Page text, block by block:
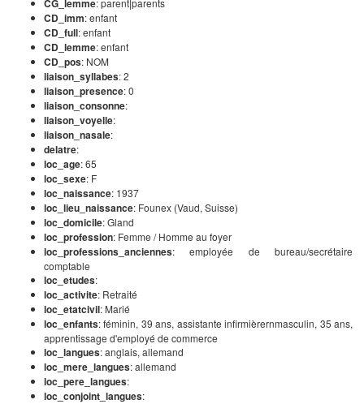
CG_lemme: parent|parents
CD_imm: enfant
CD_full: enfant
CD_lemme: enfant
CD_pos: NOM
liaison_syllabes: 2
liaison_presence: 0
liaison_consonne:
liaison_voyelle:
liaison_nasale:
delatre:
loc_age: 65
loc_sexe: F
loc_naissance: 1937
loc_lieu_naissance: Founex (Vaud, Suisse)
loc_domicile: Gland
loc_profession: Femme / Homme au foyer
loc_professions_anciennes: employée de bureau/secrétaire
comptable
loc_etudes:
loc_activite: Retraité
loc_etatcivil: Marié
loc_enfants: féminin, 39 ans, assistante infirmièrernmasculin, 35 ans,
apprentissage d'employé de commerce
loc_langues: anglais, allemand
loc_mere_langues: allemand
loc_pere_langues:
loc_conjoint_langues: